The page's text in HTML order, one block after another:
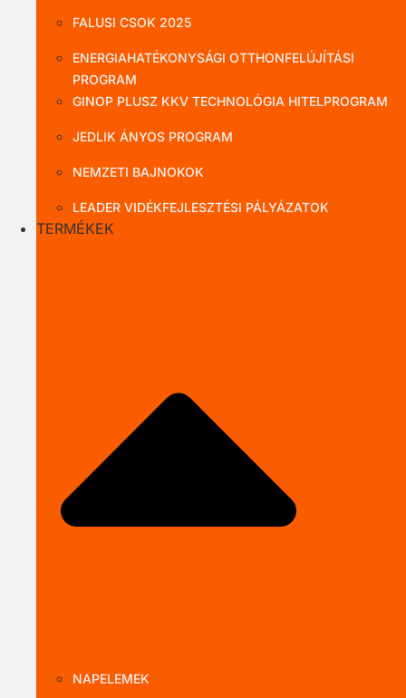
FALUSI CSOK 2025
ENERGIAHATÉKONYSÁGI OTTHONFELÚJÍTÁSI
PROGRAM
GINOP PLUSZ KKV TECHNOLÓGIA HITELPROGRAM
JEDLIK ÁNYOS PROGRAM
NEMZETI BAJNOKOK
LEADER VIDÉKFEJLESZTÉSI PÁLYÁZATOK
TERMÉKEK
NAPELEMEK